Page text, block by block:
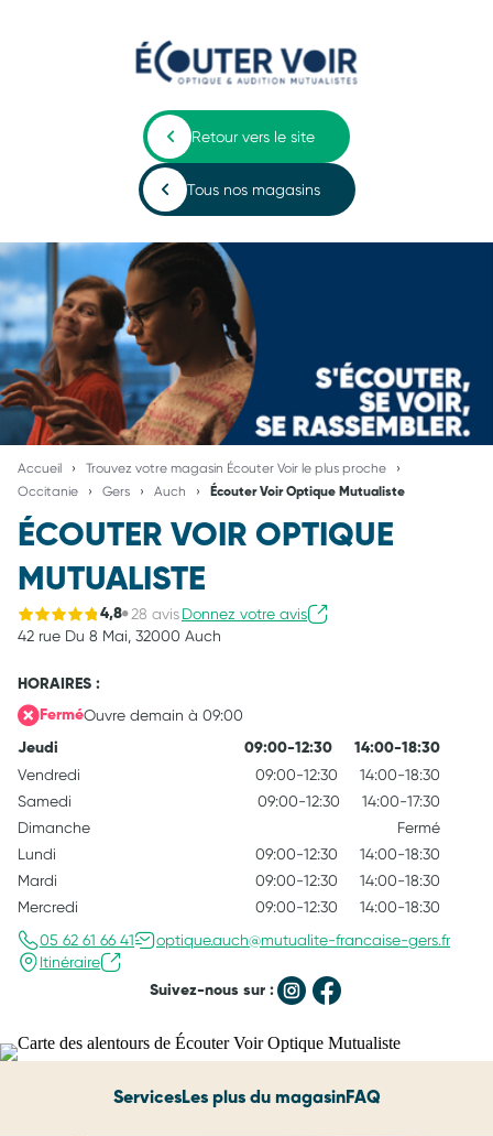
Retour vers le site
Tous nos magasins
Accueil
Trouvez votre magasin Écouter Voir le plus proche
Occitanie
Gers Auch Écouter Voir Optique Mutualiste
ÉCOUTER VOIR OPTIQUE
MUTUALISTE
4,8 28 avisDonnez votre avis
42 rue Du 8 Mai, 32000 Auch
HORAIRES :
FerméOuvre demain à 09:00
Jeudi 09:00-12:30 14:00-18:30
Vendredi 09:00-12:30
14:00-18:30
Samedi
09:00-12:30
14:00-17:30
Dimanche
Fermé
Lundi
09:00-12:30
14:00-18:30
Mardi
09:00-12:30
14:00-18:30
Mercredi
09:00-12:30
14:00-18:30
05 62 61 66 41
optique.auch@mutualite-francaise-gers.fr
Itinéraire
Suivez-nous sur :
ServicesLes plus du magasinFAQ